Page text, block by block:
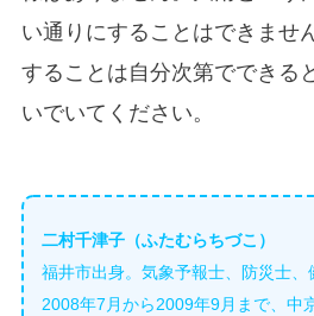
い通りにすることはできませ
することは自分次第でできる
いでいてください。
二村千津子（ふたむらちづこ）
福井市出身。気象予報士、防災士、
2008年7月から2009年9月まで、中